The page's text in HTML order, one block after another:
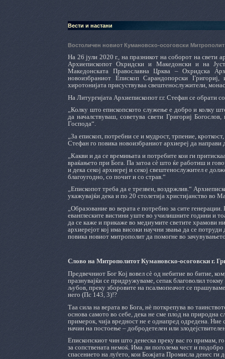
Вести и настани
Востоличен новиот Кумановско-осоговски
На 26 јули 2020 г., на празникот на соборот на
Архиепископот Охридски и Македонски и на
Македонската Православна Црква – Охридска
новоизбраниот Епископ Сарандопорски
хиротонијата присуствуваа свештенослужители,
На Литургијата Архиепископот г.г. Стефан се обрати
„Колку што епископското служење е добро и колку
да началствуваш, советува свети Григориј
Господа“.
„За епископ, потребни се и мудрост, трпение,
Стефан го повика новоизбраниот архиереј да
„Какви и да се времињата и потребите кои ги
враќањето при Бога. Па затоа сè што ќе работиш и
и дека секој архиереј и секој свештенослужител е
благоугодно, со почит и со страв.“
„Епископот треба да е трезвен, воздржлив.“
укажувајќи дека и по 20 столетија христијанство во
„Образование во верата е потребно за сите
еванглеските вистини уште во училишните години и
да се каже и прикаже во медиумите светите храмови
архиерејот кој има високи научни звања да се
повика новиот митрополит да помогне во
Слово на Митрополитот Кумановско-осоговски г.
Предвечниот Бог Кој вовел сѐ од небитие во битие,
празнувајќи се придружуваме, сепак благоволил
љубов, преку зборовите на псалмопеачот се
него (Пс 143, 3)!?
Таа сила на верата во Бога, нè поткрепува во
основа самото во себе, дека не сме плод на природна
примерок, чија вредност не е однапред одредена.
начин на постоење ‒ добродетелен или
Епископскиот чин што денеска преку вас го примам,
за сопственaтa немоќ. Има ли поголема чест и
спасението на луѓето, кои Божјата Промисла денес ги